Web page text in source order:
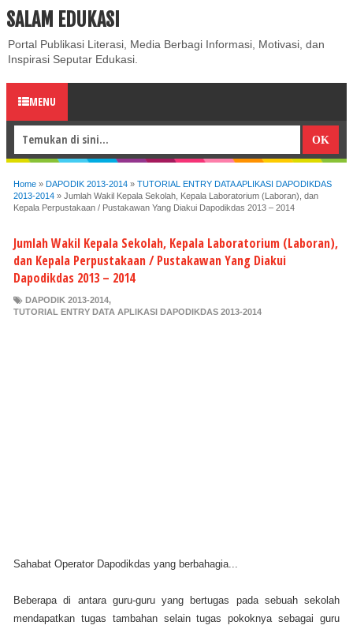
ABOUT CONTACT US
SALAM EDUKASI
Portal Publikasi Literasi, Media Berbagi Informasi, Motivasi, dan
Inspirasi Seputar Edukasi.
MENU
Home » DAPODIK 2013-2014 » TUTORIAL ENTRY DATA APLIKASI DAPODIKDAS
2013-2014 » Jumlah Wakil Kepala Sekolah, Kepala Laboratorium (Laboran), dan
Kepala Perpustakaan / Pustakawan Yang Diakui Dapodikdas 2013 – 2014
Jumlah Wakil Kepala Sekolah, Kepala Laboratorium (Laboran),
dan Kepala Perpustakaan / Pustakawan Yang Diakui
Dapodikdas 2013 – 2014
DAPODIK 2013-2014,
TUTORIAL ENTRY DATA APLIKASI DAPODIKDAS 2013-2014
Sahabat Operator Dapodikdas yang berbahagia...
Beberapa di antara guru-guru yang bertugas pada sebuah sekolah
mendapatkan tugas tambahan selain tugas pokoknya sebagai guru